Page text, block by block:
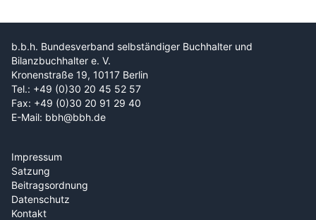
b.b.h. Bundesverband selbständiger Buchhalter und
Bilanzbuchhalter e. V.
Kronenstraße 19, 10117 Berlin
Tel.: +49 (0)30 20 45 52 57
Fax: +49 (0)30 20 91 29 40
E-Mail: bbh@bbh.de
Impressum
Satzung
Beitragsordnung
Datenschutz
Kontakt